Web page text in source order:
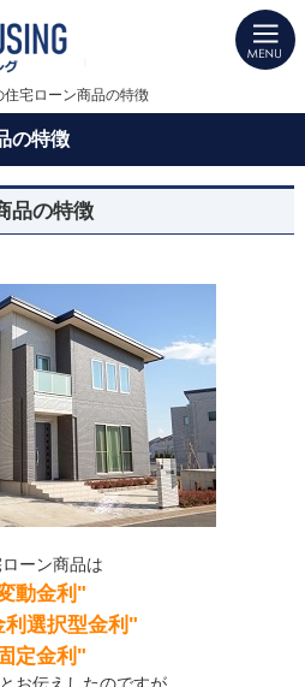
の特徴
の注文住宅・新築戸建てを手がける工務店
戸建てを手がける工務店ならベルズハウジ
品の特徴
ーン商品は
動金利"
利選択型金利"
定金利"
住宅ローン商品の特徴